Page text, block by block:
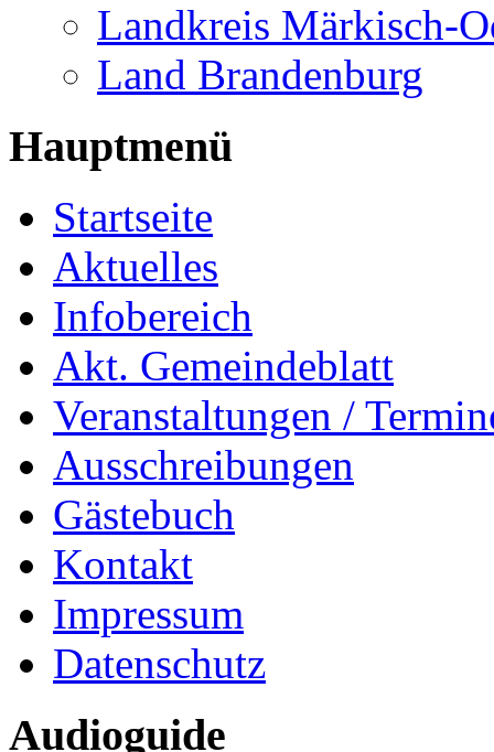
Landkreis Märkisch-
Land Brandenburg
Hauptmenü
Startseite
Aktuelles
Infobereich
Akt. Gemeindeblatt
Veranstaltungen /
Ausschreibungen
Gästebuch
Kontakt
Impressum
Datenschutz
Audioguide